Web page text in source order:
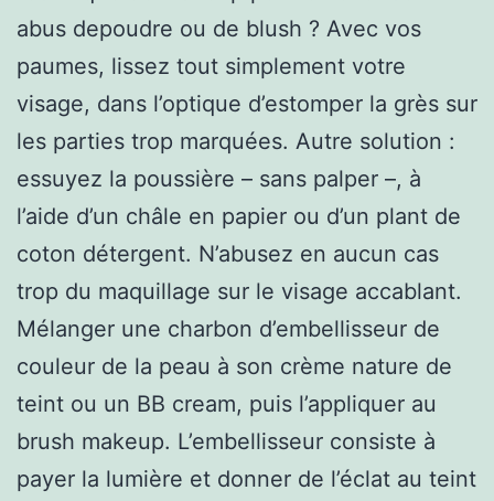
abus depoudre ou de blush ? Avec vos
paumes, lissez tout simplement votre
visage, dans l’optique d’estomper la grès sur
les parties trop marquées. Autre solution :
essuyez la poussière – sans palper –, à
l’aide d’un châle en papier ou d’un plant de
coton détergent. N’abusez en aucun cas
trop du maquillage sur le visage accablant.
Mélanger une charbon d’embellisseur de
couleur de la peau à son crème nature de
teint ou un BB cream, puis l’appliquer au
brush makeup. L’embellisseur consiste à
payer la lumière et donner de l’éclat au teint